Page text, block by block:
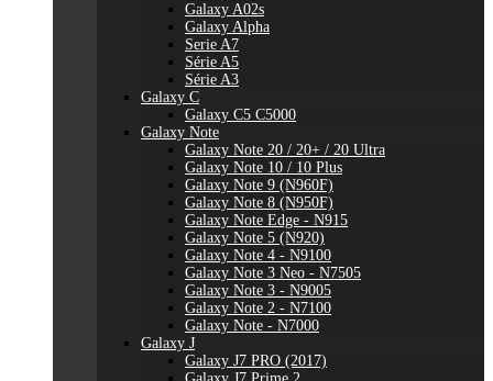
Galaxy A02s
Galaxy Alpha
Serie A7
Série A5
Série A3
Galaxy C
Galaxy C5 C5000
Galaxy Note
Galaxy Note 20 / 20+ / 20 Ultra
Galaxy Note 10 / 10 Plus
Galaxy Note 9 (N960F)
Galaxy Note 8 (N950F)
Galaxy Note Edge - N915
Galaxy Note 5 (N920)
Galaxy Note 4 - N9100
Galaxy Note 3 Neo - N7505
Galaxy Note 3 - N9005
Galaxy Note 2 - N7100
Galaxy Note - N7000
Galaxy J
Galaxy J7 PRO (2017)